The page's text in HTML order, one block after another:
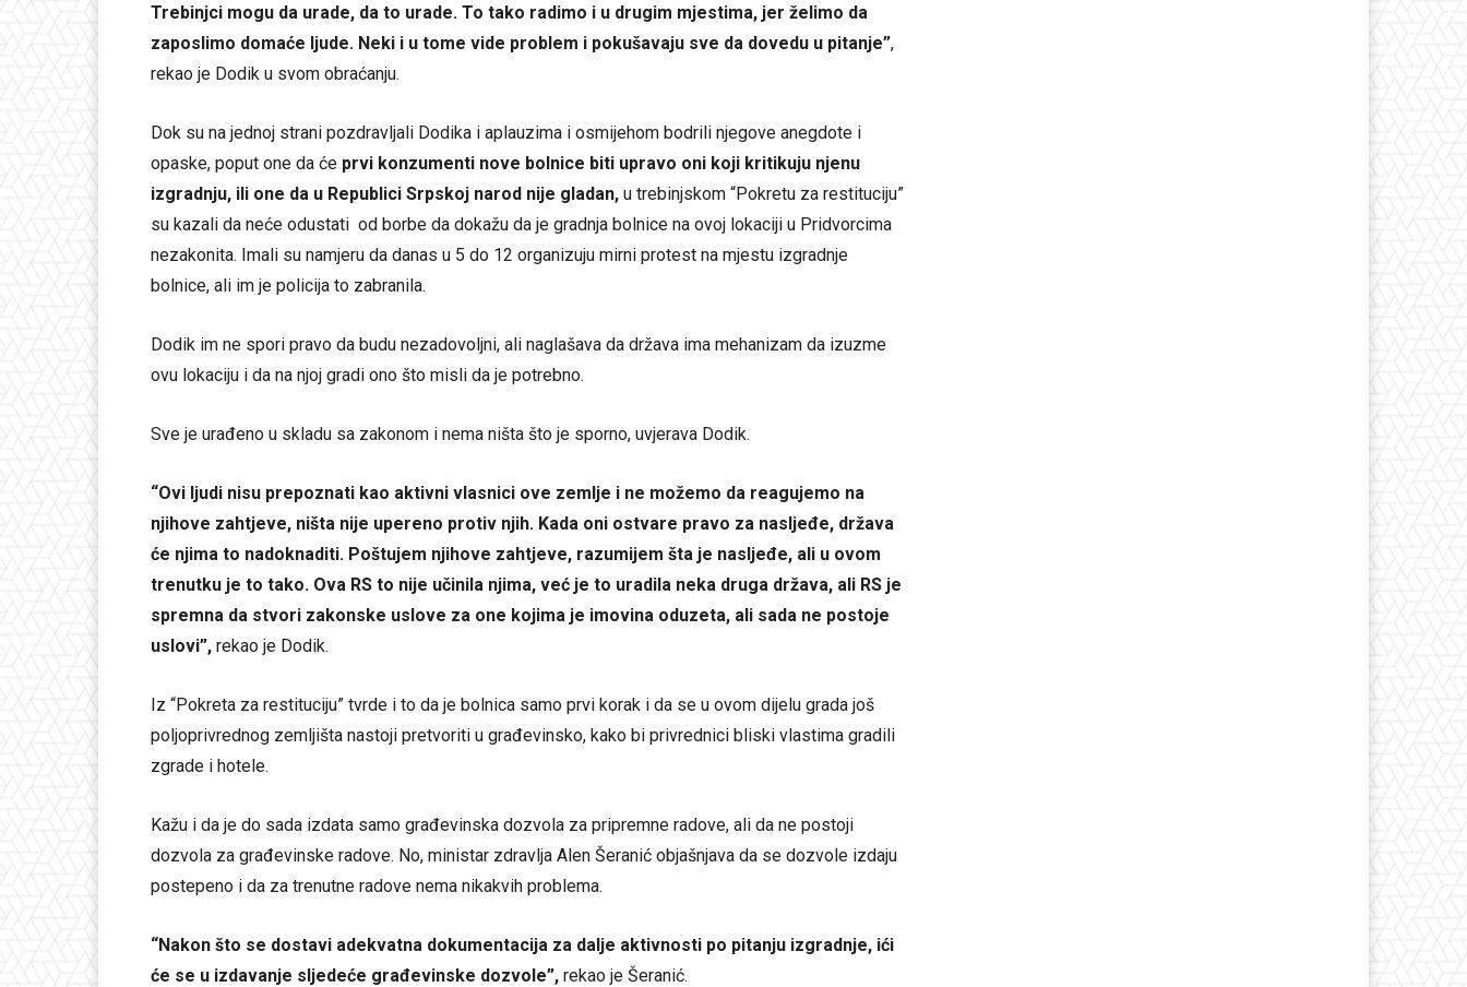
Trebinjci mogu da urade, da to urade. To tako radimo i u drugim mjestima, jer želimo da
zaposlimo domaće ljude. Neki i u tome vide problem i pokušavaju sve da dovedu u pitanje”,
rekao je Dodik u svom obraćanju.
Dok su na jednoj strani pozdravljali Dodika i aplauzima i osmijehom bodrili njegove anegdote i
opaske, poput one da će prvi konzumenti nove bolnice biti upravo oni koji kritikuju njenu
izgradnju, ili one da u Republici Srpskoj narod nije gladan, u trebinjskom “Pokretu za restituciju”
su kazali da neće odustati od borbe da dokažu da je gradnja bolnice na ovoj lokaciji u Pridvorcima
nezakonita. Imali su namjeru da danas u 5 do 12 organizuju mirni protest na mjestu izgradnje
bolnice, ali im je policija to zabranila.
Dodik im ne spori pravo da budu nezadovoljni, ali naglašava da država ima mehanizam da izuzme
ovu lokaciju i da na njoj gradi ono što misli da je potrebno.
Sve je urađeno u skladu sa zakonom i nema ništa što je sporno, uvjerava Dodik.
“Ovi ljudi nisu prepoznati kao aktivni vlasnici ove zemlje i ne možemo da reagujemo na
njihove zahtjeve, ništa nije upereno protiv njih. Kada oni ostvare pravo za nasljeđe, država
će njima to nadoknaditi. Poštujem njihove zahtjeve, razumijem šta je nasljeđe, ali u ovom
trenutku je to tako. Ova RS to nije učinila njima, već je to uradila neka druga država, ali RS je
spremna da stvori zakonske uslove za one kojima je imovina oduzeta, ali sada ne postoje
uslovi”, rekao je Dodik.
Iz “Pokreta za restituciju” tvrde i to da je bolnica samo prvi korak i da se u ovom dijelu grada još
poljoprivrednog zemljišta nastoji pretvoriti u građevinsko, kako bi privrednici bliski vlastima gradili
zgrade i hotele.
Kažu i da je do sada izdata samo građevinska dozvola za pripremne radove, ali da ne postoji
dozvola za građevinske radove. No, ministar zdravlja Alen Šeranić objašnjava da se dozvole izdaju
postepeno i da za trenutne radove nema nikakvih problema.
“Nakon što se dostavi adekvatna dokumentacija za dalje aktivnosti po pitanju izgradnje, ići
će se u izdavanje sljedeće građevinske dozvole”, rekao je Šeranić.